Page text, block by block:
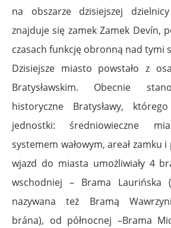
na obszarze dzisiejszej
znajduje się zamek Zamek Devín,
czasach funkcję obronną nad tymi
Dzisiejsze miasto powstało z
Bratysławskim. Obecnie
historyczne Bratysławy,
jednostki: średniowieczne
systemem wałowym, areał zamku
wjazd do miasta umożliwiały 4
wschodniej – Brama Laurińska
nazywana też Bramą
brána), od północnej –Brama